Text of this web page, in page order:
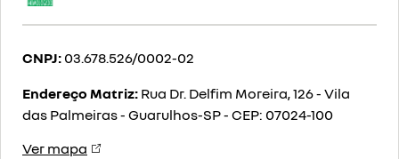
CNPJ: 03.678.526/0002-02
Endereço Matriz: Rua Dr. Delfim Moreira, 126 - Vila
das Palmeiras - Guarulhos-SP- CEP: 07024-100
Ver mapa